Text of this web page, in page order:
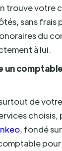
trouve votre
sans frais
du
à lui.
un
de
choisis,
, fondé
pour